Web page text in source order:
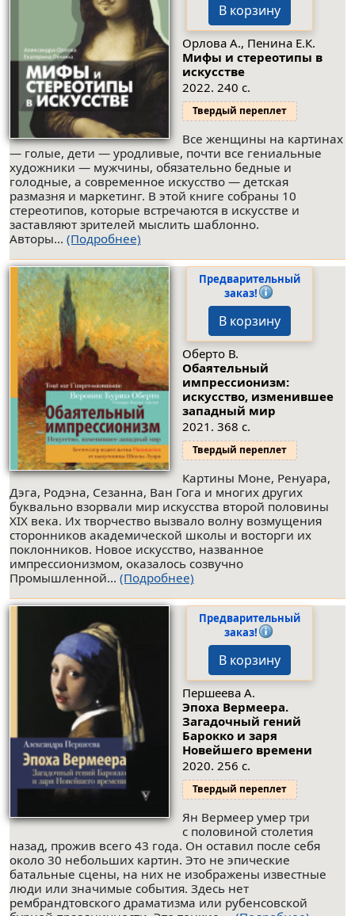
В корзину
Орлова А., Пенина Е.К.
Мифы и стереотипы в
искусстве
2022. 240 с.
Твердый переплет
Все женщины на картинах
— голые, дети — уродливые, почти все гениальные
художники — мужчины, обязательно бедные и
голодные, а современное искусство — детская
размазня и маркетинг. В этой книге собраны 10
стереотипов, которые встречаются в искусстве и
заставляют зрителей мыслить шаблонно.
Авторы... (Подробнее)
Предварительный
заказ!
В корзину
Оберто В.
Обаятельный
импрессионизм:
искусство, изменившее
западный мир
2021. 368 с.
Твердый переплет
Картины Моне, Ренуара,
Дэга, Родэна, Сезанна, Ван Гога и многих других
буквально взорвали мир искусства второй половины
XIX века. Их творчество вызвало волну возмущения
сторонников академической школы и восторги их
поклонников. Новое искусство, названное
импрессионизмом, оказалось созвучно
Промышленной... (Подробнее)
Предварительный
заказ!
В корзину
Першеева А.
Эпоха Вермеера.
Загадочный гений
Барокко и заря
Новейшего времени
2020. 256 с.
Твердый переплет
Ян Вермеер умер три
с половиной столетия
назад, прожив всего 43 года. Он оставил после себя
около 30 небольших картин. Это не эпические
батальные сцены, на них не изображены известные
люди или значимые события. Здесь нет
рембрандтовского драматизма или рубенсовской